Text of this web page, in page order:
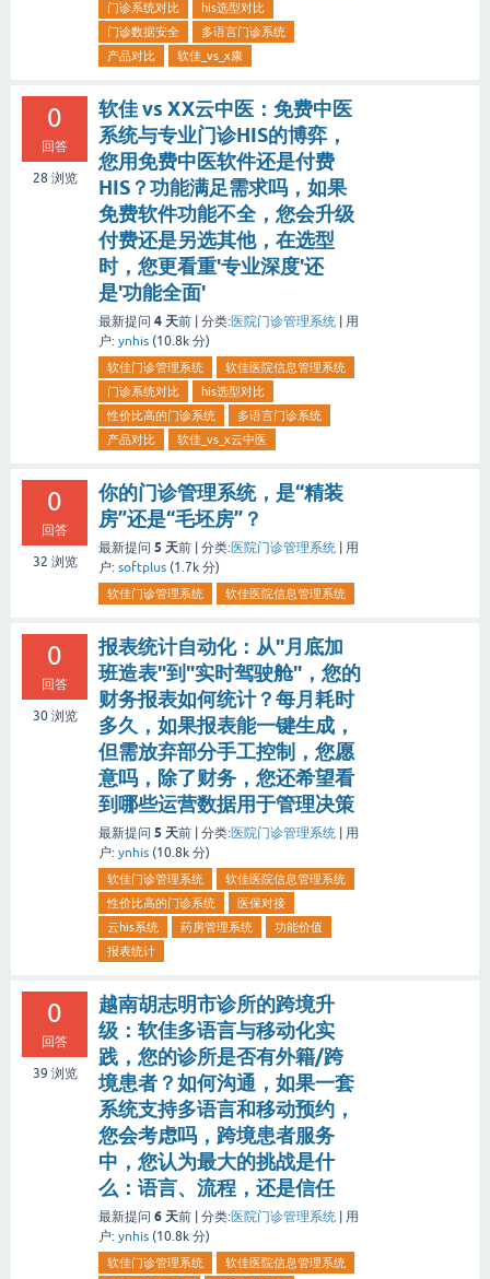
门诊系统对比
his选型对比
门诊数据安全
多语言门诊系统
产品对比
软佳_vs_x康
0
回答
28 浏览
软佳 vs XX云中医：免费中医
系统与专业门诊HIS的博弈，
您用免费中医软件还是付费
HIS？功能满足需求吗，如果
免费软件功能不全，您会升级
付费还是另选其他，在选型
时，您更看重'专业深度'还
是'功能全面'
最新提问 4 天前 | 分类:医院门诊管理系统
用
户: ynhis (10.8k 分)
软佳门诊管理系统
软佳医院信息管理系统
门诊系统对比
his选型对比
性价比高的门诊系统
多语言门诊系统
产品对比
软佳_vs_x云中医
0
回答
32 浏览
你的门诊管理系统，是“精装
房”还是“毛坯房”？
最新提问 5 天前 | 分类:医院门诊管理系统
用
户: softplus (1.7k 分)
软佳门诊管理系统 软佳医院信息管理系统
0
回答
30浏览
报表统计自动化：从"月底加
班造表"到"实时驾驶舱"，您的
财务报表如何统计？每月耗时
多久，如果报表能一键生成，
但需放弃部分手工控制，您愿
意吗，除了财务，您还希望看
到哪些运营数据用于管理决策
最新提问 5 天前 | 分类:医院门诊管理系统
用
户: ynhis (10.8k 分)
软佳门诊管理系统
软佳医院信息管理系统
性价比高的门诊系统
医保对接
云his系统
药房管理系统
功能价值
报表统计
0
回答
39 浏览
越南胡志明市诊所的跨境升
级：软佳多语言与移动化实
践，您的诊所是否有外籍/跨
境患者？如何沟通，如果一套
系统支持多语言和移动预约，
您会考虑吗，跨境患者服务
中，您认为最大的挑战是什
么：语言、流程，还是信任
最新提问 6 天前 | 分类:医院门诊管理系统
用
户: ynhis (10.8k 分)
软佳门诊管理系统
软佳医院信息管理系统